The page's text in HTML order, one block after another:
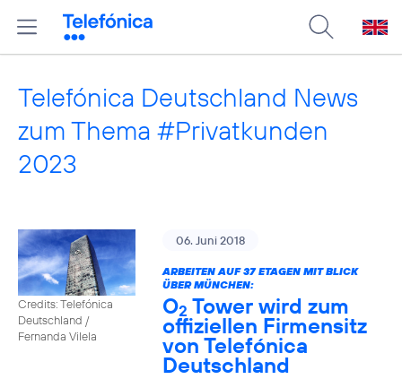
Telefónica Deutschland News
zum Thema #Privatkunden
2023
Credits: Telefónica
Deutschland /
Fernanda Vilela
06. Juni 2018
ARBEITEN AUF 37 ETAGEN MIT BLICK
ÜBER MÜNCHEN:
O2 Tower wird zum
offiziellen Firmensitz
von Telefónica
Deutschland